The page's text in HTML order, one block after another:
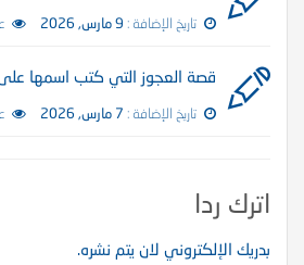
تاريخ الإضافة : 9 مارس, 2026
قصة العجوز التي كتب اسمها
تاريخ الإضافة : 7 مارس, 2026
اترك ردا
بدريك الإلكتروني لان يتم نشره.